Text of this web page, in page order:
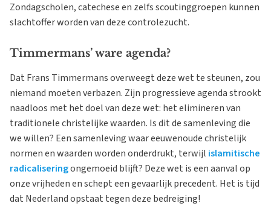
Zondagscholen, catechese en zelfs scoutinggroepen kunnen
slachtoffer worden van deze controlezucht.
Timmermans’ ware agenda?
Dat Frans Timmermans overweegt deze wet te steunen, zou
niemand moeten verbazen. Zijn progressieve agenda strookt
naadloos met het doel van deze wet: het elimineren van
traditionele christelijke waarden. Is dit de samenleving die
we willen? Een samenleving waar eeuwenoude christelijk
normen en waarden worden onderdrukt, terwijl islamitische
radicaliseringongemoeid blijft? Deze wet is een aanval op
onze vrijheden en schept een gevaarlijk precedent. Het is tijd
dat Nederland opstaat tegen deze bedreiging!